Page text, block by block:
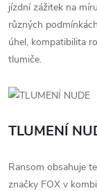
jízdní zážitek na
různých
úhel, kompatibilita
tlumiče.
TLUMENÍ
Ransom obsahuje
značky FOX v